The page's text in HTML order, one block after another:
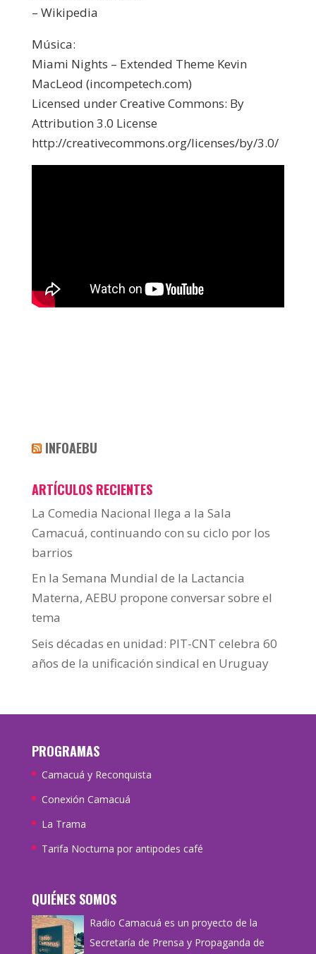
– Wikipedia
Música:
Miami Nights – Extended Theme Kevin
MacLeod (incompetech.com)
Licensed under Creative Commons: By
Attribution 3.0 License
http://creativecommons.org/licenses/by/3.0/
INFOAEBU
ARTÍCULOS RECIENTES
La Comedia Nacional llega a la Sala
Camacuá, continuando con su ciclo por los
barrios
En la Semana Mundial de la Lactancia
Materna, AEBU propone conversar sobre el
tema
Seis décadas en unidad: PIT-CNT celebra 60
años de la unificación sindical en Uruguay
PROGRAMAS
Camacuá y Reconquista
Conexión Camacuá
La Trama
Tarifa Nocturna por antipodes café
QUIÉNES SOMOS
Radio Camacuá es un proyecto de la
Secretaría de Prensa y Propaganda de